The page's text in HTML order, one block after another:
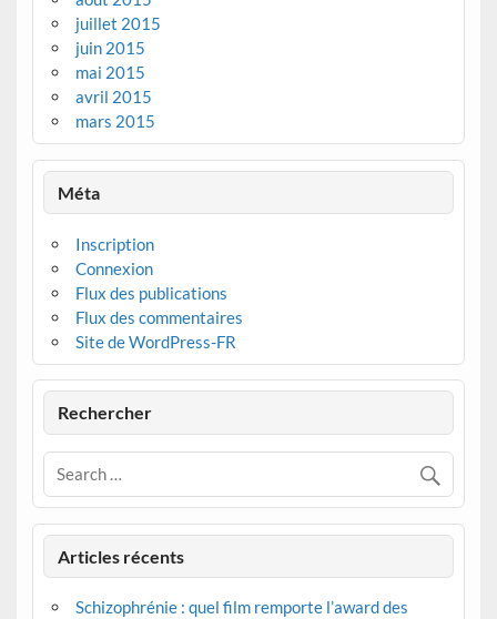
juillet 2015
juin 2015
mai 2015
avril 2015
mars 2015
Méta
Inscription
Connexion
Flux des publications
Flux des commentaires
Site de WordPress-FR
Rechercher
Articles récents
Schizophrénie : quel film remporte l’award des